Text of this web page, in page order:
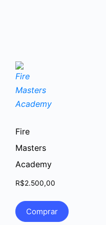
Fire
Masters
Academy
R$2.500,00
Comprar